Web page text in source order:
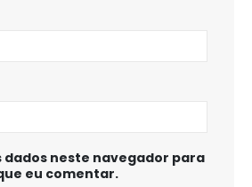
dados neste navegador para
eu comentar.